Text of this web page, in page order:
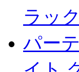
ラッ
パー